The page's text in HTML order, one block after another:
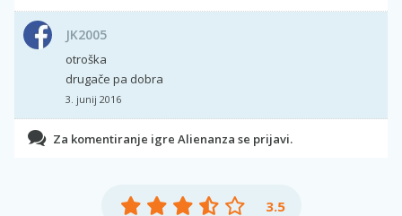
JK2005
otroška
drugače pa dobra
3. junij 2016
Za komentiranje igre Alienanza se prijavi.
3.5